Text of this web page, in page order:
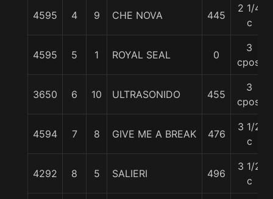
4595 4 9 CHE NOVA 445
2 1/4
c
4595 5 1 ROYAL SEAL 0
3
cpos.
3650 6 10 ULTRASONIDO 455
3
cpos.
4594 7 8 GIVE ME A BREAK 476
3 1/2
c
4292 8 5 SALIERI 496
3 1/2
c